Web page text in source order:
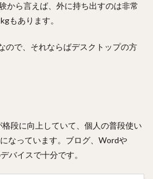
から言えば、外に持ち出すのは非常
もあります。
ので、それならばデスクトップの方
段に向上していて、個人の普段使い
なっています。ブログ、Wordや
バイスで十分です。